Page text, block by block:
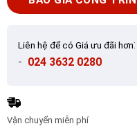
Toko
Liên hệ để có Giá ưu đãi hơn:
- 024 3632 0280
Vận chuyển miễn phí